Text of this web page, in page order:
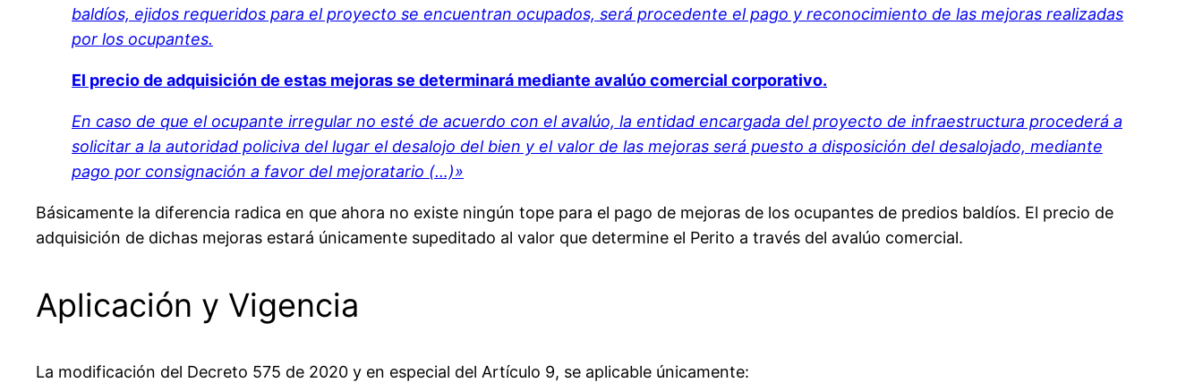
baldíos, ejidos requeridos para el proyecto se encuentran ocupados, será procedente el pago y reconocimiento de las mejoras realizadas
por los ocupantes.
El precio de adquisición de estas mejoras se determinará mediante avalúo comercial corporativo.
En caso de que el ocupante irregular no esté de acuerdo con el avalúo, la entidad encargada del proyecto de infraestructura procederá a
solicitar a la autoridad policiva del lugar el desalojo del bien y el valor de las mejoras será puesto a disposición del desalojado, mediante
pago por consignación a favor del mejoratario (…)»
Básicamente la diferencia radica en que ahora no existe ningún tope para el pago de mejoras de los ocupantes de predios baldíos. El precio de
adquisición de dichas mejoras estará únicamente supeditado al valor que determine el Perito a través del avalúo comercial.
Aplicación y Vigencia
La modificación del Decreto 575 de 2020 y en especial del Artículo 9, se aplicable únicamente: